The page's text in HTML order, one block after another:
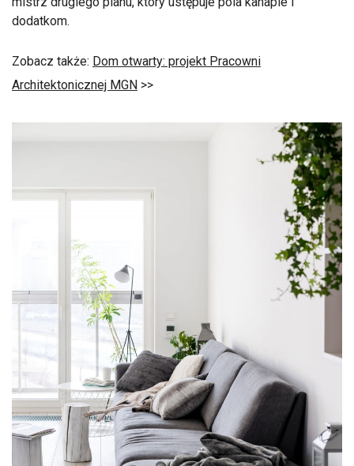
dodatkom.
Zobacz także: Dom otwarty: projekt Pracowni
Architektonicznej MGN >>